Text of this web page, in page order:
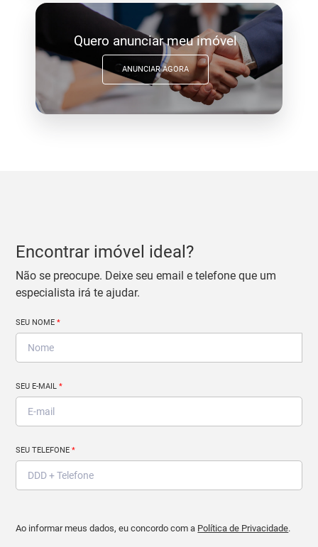
Quero anunciar meu imóvel
ANUNCIAR AGORA
Encontrar imóvel ideal?
Não se preocupe. Deixe seu email e telefone que um
especialista irá te ajudar.
SEU NOME*
SEU E-MAIL*
SEU TELEFONE*
Ao informar meus dados, eu concordo com a Política de Privacidade.